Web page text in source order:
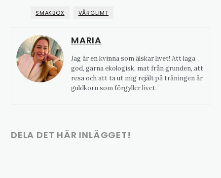
SMAKBOX VÅRGLIMT
MARIA
Jag är en kvinna som älskar livet! Att laga
god, gärna ekologisk, mat från grunden, att
resa och att ta ut mig rejält på träningen är
guldkorn som förgyller livet.
DELA DET HÄR INLÄGGET!